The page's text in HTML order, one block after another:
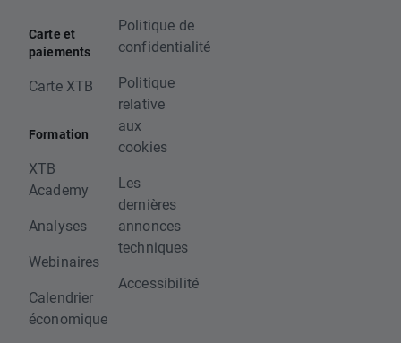
Carte et
paiements
Carte XTB
Formation
XTB
Academy
Analyses
Webinaires
Calendrier
économique
Politique de
confidentialité
Politique
relative
aux
cookies
Les
dernières
annonces
techniques
Accessibilité